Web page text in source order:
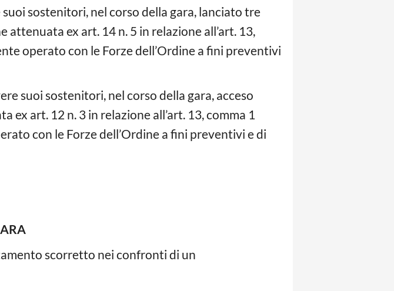
suoi sostenitori, nel corso della gara, lanciato tre
ex art. 14 n. 5 in relazione all’art. 13,
operato con le Forze dell’Ordine a fini preventivi
suoi sostenitori, nel corso della gara, acceso
art. 12 n. 3 in relazione all’art. 13, comma 1
con le Forze dell’Ordine a fini preventivi e di
scorretto nei confronti di un